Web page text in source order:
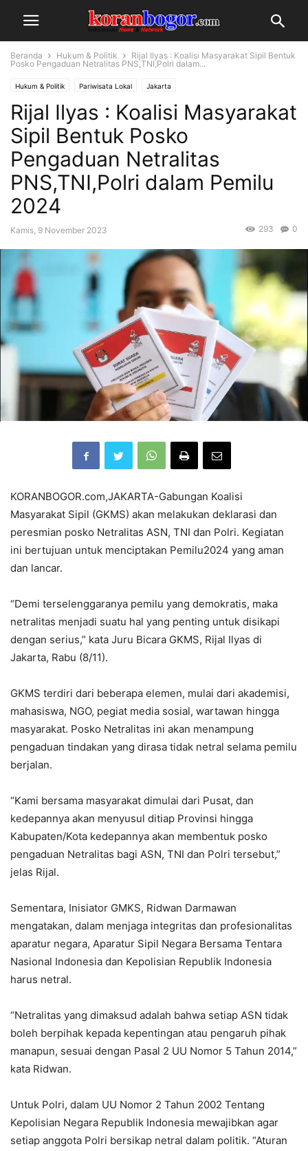
Beranda Hukum & Politik
Rijal Ilyas : Koalisi Masyarakat Sipil Bentuk
Posko Pengaduan Netralitas PNS,TNI,Polri dalam...
Hukum & Politik Pariwisata Lokal Jakarta
Rijal Ilyas : Koalisi Masyarakat
Sipil Bentuk Posko
Pengaduan Netralitas
PNS,TNI,Polri dalam Pemilu
2024
Kamis, 9 November 2023 0
293
KORANBOGOR.com,JAKARTA-Gabungan Koalisi
Masyarakat Sipil (GKMS) akan melakukan deklarasi dan
peresmian posko Netralitas ASN, TNI dan Polri. Kegiatan
ini bertujuan untuk menciptakan Pemilu2024 yang aman
dan lancar.
“Demi terselenggaranya pemilu yang demokratis, maka
netralitas menjadi suatu hal yang penting untuk disikapi
dengan serius,” kata Juru Bicara GKMS, Rijal Ilyas di
Jakarta, Rabu (8/11).
GKMS terdiri dari beberapa elemen, mulai dari akademisi,
mahasiswa, NGO, pegiat media sosial, wartawan hingga
masyarakat. Posko Netralitas ini akan menampung
pengaduan tindakan yang dirasa tidak netral selama pemilu
berjalan.
“Kami bersama masyarakat dimulai dari Pusat, dan
kedepannya akan menyusul ditiap Provinsi hingga
Kabupaten/Kota kedepannya akan membentuk posko
pengaduan Netralitas bagi ASN, TNI dan Polri tersebut,”
jelas Rijal.
Sementara, Inisiator GMKS, Ridwan Darmawan
mengatakan, dalam menjaga integritas dan profesionalitas
aparatur negara, Aparatur Sipil Negara Bersama Tentara
Nasional Indonesia dan Kepolisian Republik Indonesia
harus netral.
“Netralitas yang dimaksud adalah bahwa setiap ASN tidak
boleh berpihak kepada kepentingan atau pengaruh pihak
manapun, sesuai dengan Pasal 2 UU Nomor 5 Tahun 2014,”
kata Ridwan.
Untuk Polri, dalam UU Nomor 2 Tahun 2002 Tentang
Kepolisian Negara Republik Indonesia mewajibkan agar
setiap anggota Polri bersikap netral dalam politik. “Aturan